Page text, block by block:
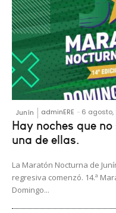
Junín adminERE - 6 agosto,
Hay noches que
una de ellas.
La Maratón Nocturna de
regresiva comenzó. 14.ª
Domingo...